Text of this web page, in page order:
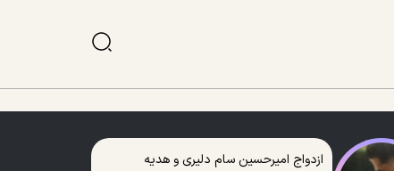
ازدواج امیرحسین سام دلیری و هدیه